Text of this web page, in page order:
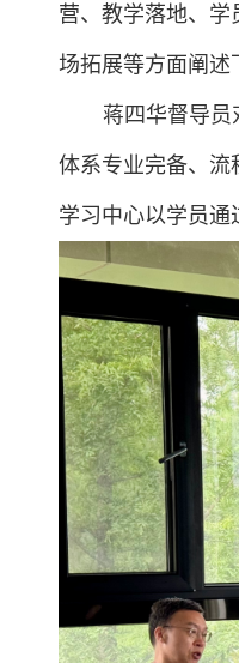
营、教学落地、
场拓展等方面阐述
蒋四华督导员
体系专业完备、流
学习中心以学员